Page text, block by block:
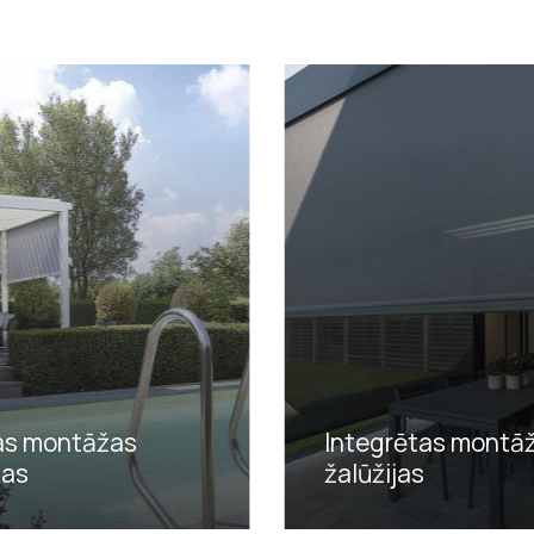
montāžas
Integrētas
žalūžijas